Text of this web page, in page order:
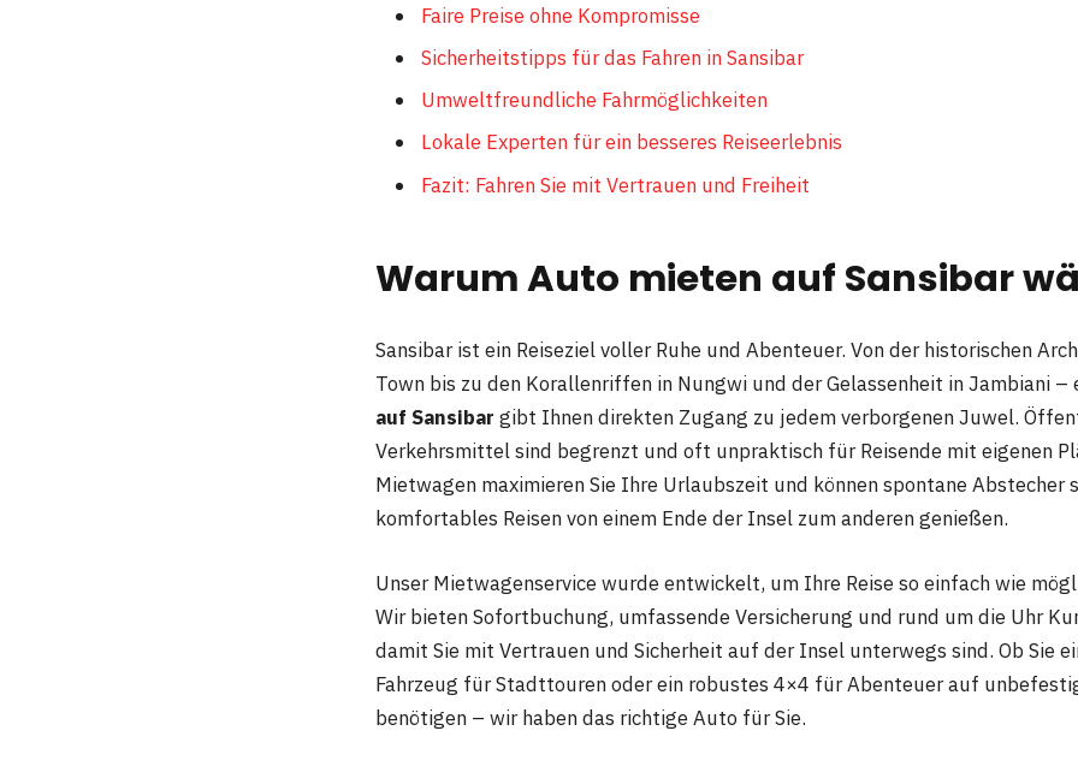
Faire Preise ohne Kompromisse
Sicherheitstipps für das Fahren in Sansibar
Umweltfreundliche Fahrmöglichkeiten
Lokale Experten für ein besseres Reiseerlebnis
Fazit: Fahren Sie mit Vertrauen und Freiheit
Warum Auto mieten auf Sansibar
Sansibar ist ein Reiseziel voller Ruhe und Abenteuer. Von der historischen
Town bis zu den Korallenriffen in Nungwi und der Gelassenheit in Jambiani –
auf Sansibar gibt Ihnen direkten Zugang zu jedem verborgenen Juwel.
Verkehrsmittel sind begrenzt und oft unpraktisch für Reisende mit eigenen
Mietwagen maximieren Sie Ihre Urlaubszeit und können spontane Abstecher
komfortables Reisen von einem Ende der Insel zum anderen genießen.
Unser Mietwagenservice wurde entwickelt, um Ihre Reise so einfach wie
Wir bieten Sofortbuchung, umfassende Versicherung und rund um die Uhr
damit Sie mit Vertrauen und Sicherheit auf der Insel unterwegs sind. Ob Sie
Fahrzeug für Stadttouren oder ein robustes 4×4 für Abenteuer auf
benötigen – wir haben das richtige Auto für Sie.